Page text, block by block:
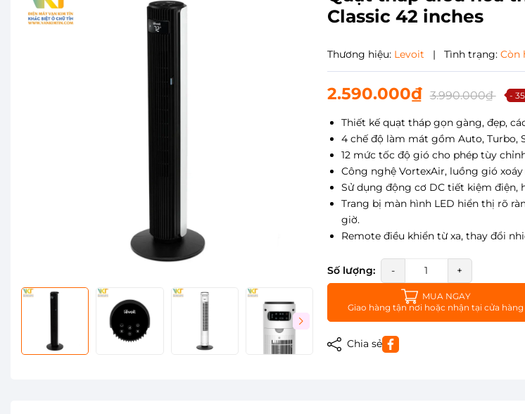
Classic 42 inches
Thương hiệu: Levoit | Tình trạng: Còn
2.590.000₫ 3.990.000₫ -
Thiết kế quạt tháp gọn gàng, đẹp,
4 chế độ làm mát gồm Auto, Turbo,
12 mức tốc độ gió cho phép tùy
Công nghệ VortexAir, luồng gió
Sử dụng động cơ DC tiết kiệm điện,
Trang bị màn hình LED hiển thị rõ
giờ.
Remote điều khiển từ xa, thay đổi
Số lượng: - +
MUA NGAY
Giao hàng tận nơi hoặc nhận tại cửa hàng
Chia sẻ